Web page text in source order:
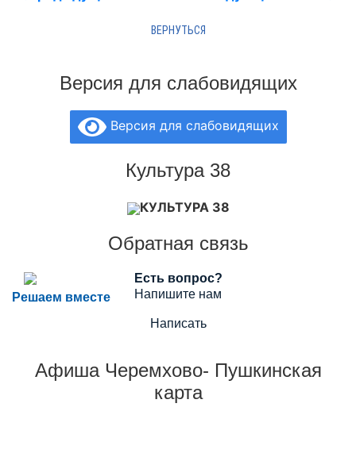
Версия для слабовидящих
Версия для слабовидящих
Культура 38
КУЛЬТУРА 38
Обратная связь
Решаем вместе
Есть вопрос?
Напишите нам
Написать
Афиша Черемхово- Пушкинская
карта